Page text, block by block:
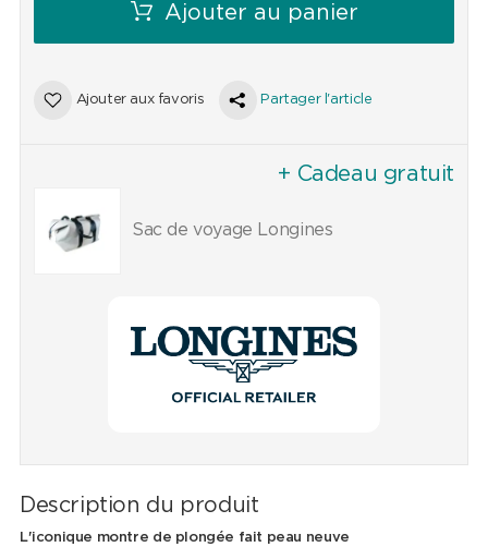
Ajouter au panier
Ajouter aux favoris Partager l'article
+ Cadeau gratuit
Sac de voyage Longines
Description du produit
L'iconique montre de plongée fait peau neuve